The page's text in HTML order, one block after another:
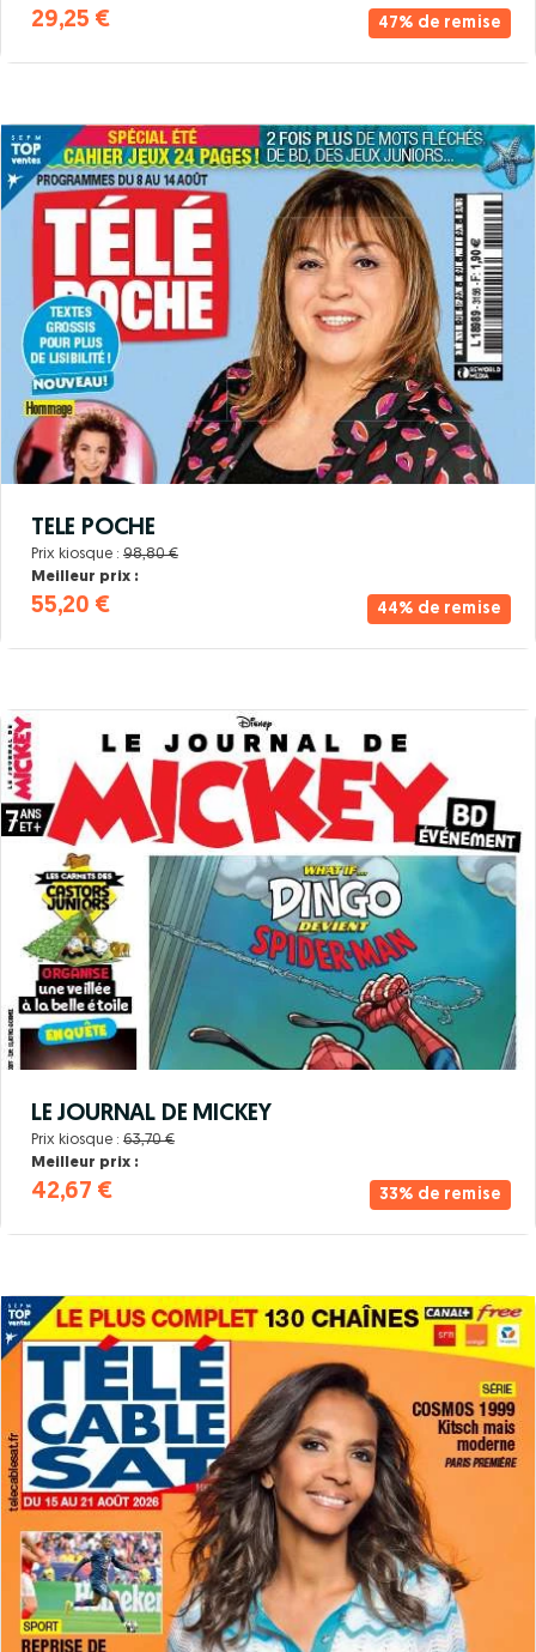
47% de remise
29,25 €
44% de remise
TELE POCHE
Prix kiosque : 98,80 €
Meilleur prix :
55,20 €
33% de remise
LE JOURNAL DE MICKEY
Prix kiosque : 63,70 €
Meilleur prix :
42,67 €